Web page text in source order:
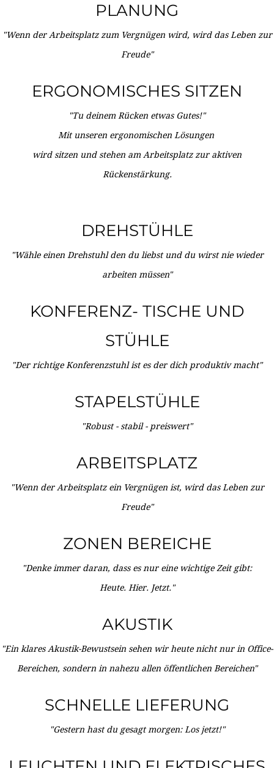
PLANUNG
"Wenn der Arbeitsplatz zum Vergnügen wird, wird das Leben zur
Freude"
ERGONOMISCHES SITZEN
"Tu deinem Rücken etwas Gutes!"
Mit unseren ergonomischen Lösungen
wird sitzen und stehen am Arbeitsplatz zur aktiven
Rückenstärkung.
DREHSTÜHLE
"Wähle einen Drehstuhl den du liebst und du wirst nie wieder
arbeiten müssen"
KONFERENZ- TISCHE UND
STÜHLE
"Der richtige Konferenzstuhl ist es der dich produktiv macht"
STAPELSTÜHLE
"Robust - stabil - preiswert"
ARBEITSPLATZ
"Wenn der Arbeitsplatz ein Vergnügen ist, wird das Leben zur
Freude"
ZONEN BEREICHE
"Denke immer daran, dass es nur eine wichtige Zeit gibt:
Heute. Hier. Jetzt."
AKUSTIK
"Ein klares Akustik-Bewustsein sehen wir heute nicht nur in Office-
Bereichen, sondern in nahezu allen öffentlichen Bereichen"
SCHNELLE LIEFERUNG
"Gestern hast du gesagt morgen: Los jetzt!"